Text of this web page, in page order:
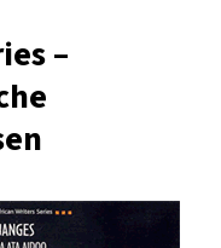
Mittellateinisches
Wörterbuch
–